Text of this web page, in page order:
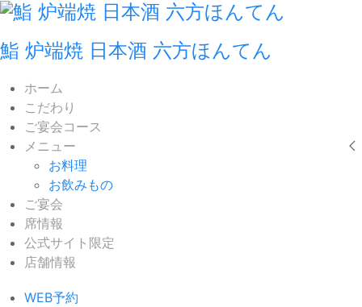
鮨 炉端焼 日本酒 六方ほんてん
ホーム
こだわり
ご宴会コース
メニュー
お料理
お飲みもの
ご宴会
席情報
公式サイト限定
店舗情報
WEB予約